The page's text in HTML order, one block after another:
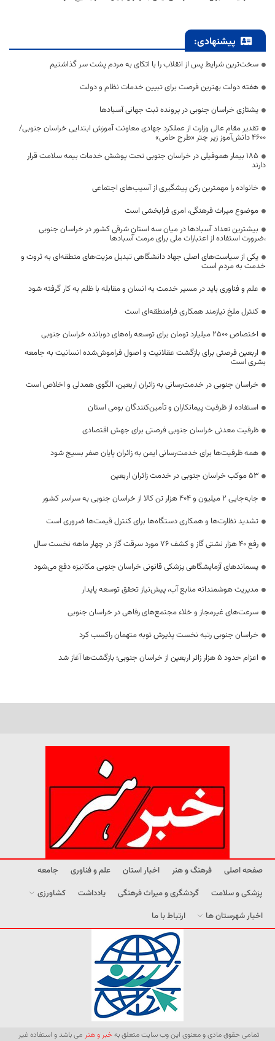
پیشنهادی:
سخت‌ترین شرایط پس از انقلاب را با اتکای به مردم پشت سر گذاشتیم
هفته دولت بهترین فرصت برای تبیین خدمات نظام و دولت
یشتازی خراسان جنوبی در پرونده ثبت جهانی آسبادها
تقدیر مقام عالی وزارت از عملکرد جهادی معاونت آموزش ابتدایی خراسان جنوبی/
۴۶۰۰ دانش‌آموز زیر چتر «طرح حامی»
۱۸۵ بیمار هموفیلی در خراسان جنوبی تحت پوشش خدمات بیمه سلامت قرار
دارند
خانواده را مهمترین رکن پیشگیری از آسیب‌های اجتماعی
موضوع میراث فرهنگی، امری فرابخشی است
بیشترین تعداد آسبادها در میان سه استان شرقی کشور در خراسان جنوبی
،ضرورت استفاده از اعتبارات ملی برای مرمت آسبادها
یکی از سیاست‌های اصلی جهاد دانشگاهی تبدیل مزیت‌های منطقه‌ای به ثروت و
خدمت به مردم است
علم و فناوری باید در مسیر خدمت به انسان و مقابله با ظلم به کار گرفته شود
کنترل ملخ نیازمند همکاری فرامنطقه‌ای است
اختصاص 2500 میلیارد تومان برای توسعه راه‌های دوبانده خراسان جنوبی
اربعین فرصتی برای بازگشت عقلانیت و اصول فراموش‌شده انسانیت به جامعه
بشری است
خراسان جنوبی در خدمت‌رسانی به زائران اربعین، الگوی همدلی و اخلاص است
استفاده از ظرفیت پیمانکاران و تأمین‌کنندگان بومی استان
ظرفیت معدنی خراسان جنوبی فرصتی برای جهش اقتصادی
همه ظرفیت‌ها برای خدمت‌رسانی ایمن به زائران پایان صفر بسیج شود
53 موکب خراسان جنوبی در خدمت زائران اربعین
جابه‌جایی 2 میلیون و 404 هزار تن کالا از خراسان جنوبی به سراسر کشور
تشدید نظارت‌ها و همکاری دستگاه‌ها برای کنترل قیمت‌ها ضروری است
رفع 40 هزار نشتی گاز و کشف 76 مورد سرقت گاز در چهار ماهه نخست سال
پسماندهای آزمایشگاهی پزشکی قانونی خراسان جنوبی مکانیزه دفع می‌شود
مدیریت هوشمندانه منابع آب، پیش‌نیاز تحقق توسعه پایدار
سرعت‌های غیرمجاز و خلاء مجتمع‌های رفاهی در خراسان جنوبی
خراسان جنوبی رتبه نخست پذیرش توبه متهمان راکسب کرد
اعزام حدود 5 هزار زائر اربعین از خراسان جنوبی؛ بازگشت‌ها آغاز شد
صفحه اصلی فرهنگ و هنر اخبار استان علم و فناوری
جامعه
پزشکی و سلامت
گردشگری و میراث فرهنگی یادداشت
کشاورزی
اخبار شهرستان ها
ارتباط با ما
تمامی حقوق مادی و معنوی این وب سایت متعلق بهخبر و هنر می باشد و استفاده غیر